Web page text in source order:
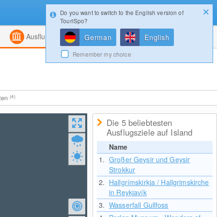
Kombiniert
Ausflugsziele Magazin
(4)
Die 5 beliebtesten
Ausflugsziele auf Island
Name
1. Großer Geysir und Geysir
Strokkur
2. Hallgrímskirkja / Hallgrimskirche
in Reykjavík
3. Wasserfall Gullfoss
Login
Do you want to switch to the English version of
TouriSpo?
German English
Remember my choice
Konfigurator Gewinnspiele